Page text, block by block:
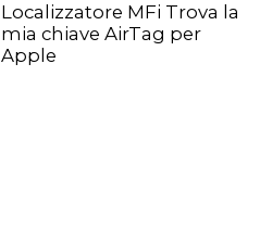
Localizzatore MFi Trova la
mia chiave AirTag per
Apple